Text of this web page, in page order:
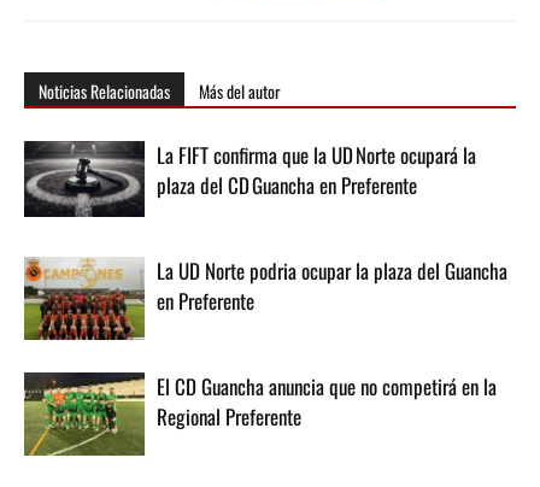
Noticias Relacionadas Más del autor
La FIFT confirma que la UD Norte ocupará la
plaza del CD Guancha en Preferente
La UD Norte podria ocupar la plaza del Guancha
en Preferente
El CD Guancha anuncia que no competirá en la
Regional Preferente